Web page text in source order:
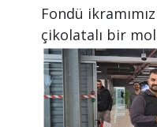
olabilirim?
Fondü
çikolatalı bir